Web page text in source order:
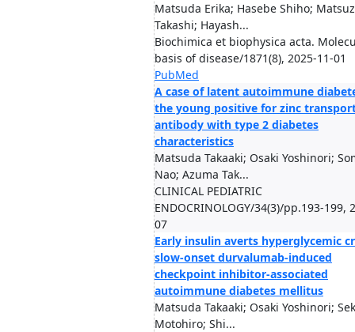
Matsuda Erika; Hasebe Shiho;
Takashi; Hayash...
Biochimica et biophysica acta.
basis of disease/1871(8), 2025-11-01
PubMed
A case of latent autoimmune
the young positive for zinc
antibody with type 2 diabetes
characteristics
Matsuda Takaaki; Osaki Yoshinori;
Nao; Azuma Tak...
CLINICAL PEDIATRIC
ENDOCRINOLOGY/34(3)/pp.193-199,
07
Early insulin averts hyperglycemic
slow-onset durvalumab-induced
checkpoint inhibitor-associated
autoimmune diabetes mellitus
Matsuda Takaaki; Osaki Yoshinori;
Motohiro; Shi...